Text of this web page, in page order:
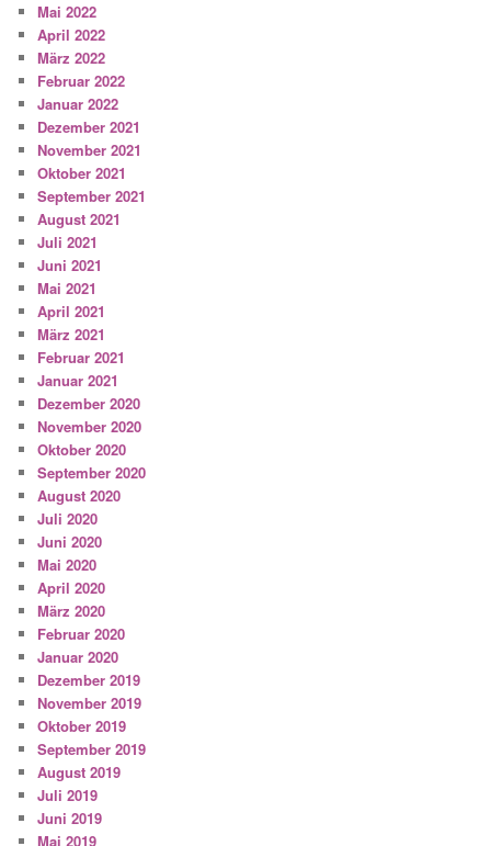
Mai 2022
April 2022
März 2022
Februar 2022
Januar 2022
Dezember 2021
November 2021
Oktober 2021
September 2021
August 2021
Juli 2021
Juni 2021
Mai 2021
April 2021
März 2021
Februar 2021
Januar 2021
Dezember 2020
November 2020
Oktober 2020
September 2020
August 2020
Juli 2020
Juni 2020
Mai 2020
April 2020
März 2020
Februar 2020
Januar 2020
Dezember 2019
November 2019
Oktober 2019
September 2019
August 2019
Juli 2019
Juni 2019
Mai 2019